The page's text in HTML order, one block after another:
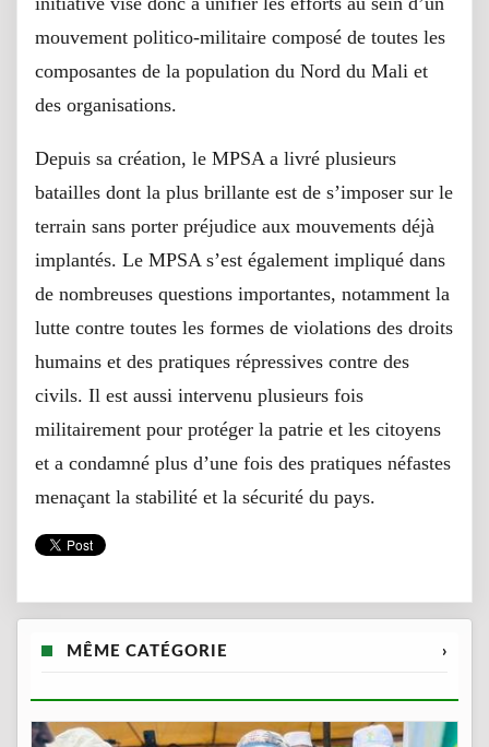
mouvement politico-militaire composé de toutes les
composantes de la population du Nord du Mali et
des organisations.
Depuis sa création, le MPSA a livré plusieurs
batailles dont la plus brillante est de s’imposer sur le
terrain sans porter préjudice aux mouvements déjà
implantés. Le MPSA s’est également impliqué dans
de nombreuses questions importantes, notamment la
lutte contre toutes les formes de violations des droits
humains et des pratiques répressives contre des
civils. Il est aussi intervenu plusieurs fois
militairement pour protéger la patrie et les citoyens
et a condamné plus d’une fois des pratiques néfastes
menaçant la stabilité et la sécurité du pays.
MÊME CATÉGORIE ›